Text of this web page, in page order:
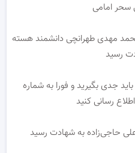
سحر امامی
مهدی طهرانچی دانشمند هسته
رسید
جدی بگیرید و فورا به شماره
حاجی‌زاده به شهادت رسید